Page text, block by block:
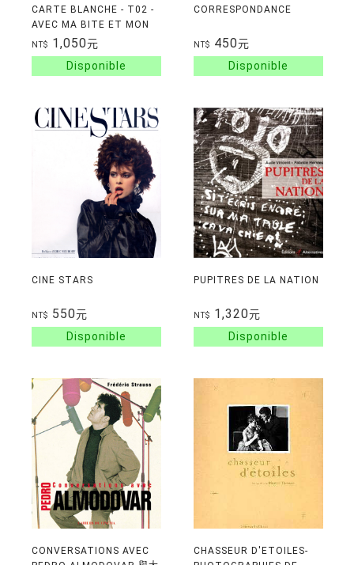
CARTE BLANCHE - T02 -
AVEC MA BITE ET MON
COUTEAU - RENE VIENET
CINEASTE
NT$ 1,050元
CORRESPONDANCE
NT$ 450元
CINE STARS
NT$ 550元
PUPITRES DE LA NATION
NT$ 1,320元
CONVERSATIONS AVEC
CHASSEUR D'ETOILES-